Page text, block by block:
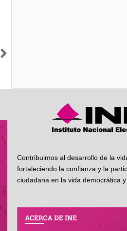
Siguiente
Contribuimos al desarrollo de la
fortaleciendo la confianza y la
ciudadana en la vida democrática